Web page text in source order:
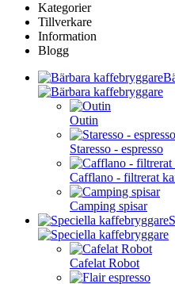
Kategorier
Tillverkare
Information
Blogg
Outin
Staresso - espresso
Cafflano - filtrerat
Camping spisar
Cafelat Robot